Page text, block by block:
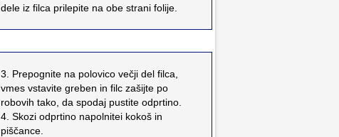
dele iz filca prilepite na obe strani folije.
3. Prepognite na polovico večji del filca,
vmes vstavite greben in filc zašijte po
robovih tako, da spodaj pustite odprtino.
4. Skozi odprtino napolnitei kokoš in
piščance.